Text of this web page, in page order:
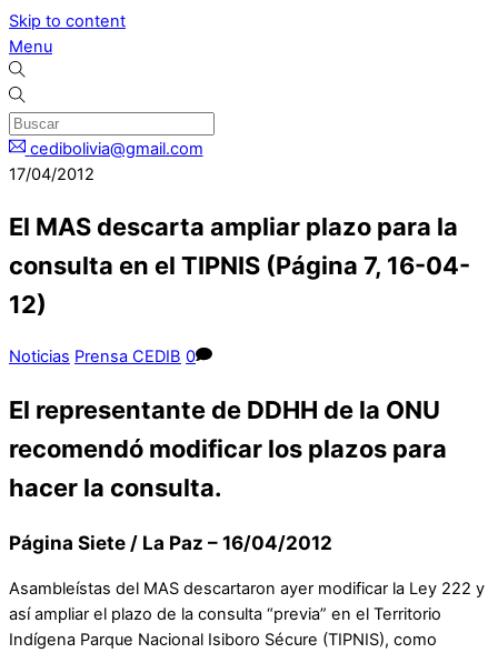
Skip to content
Menu
cedibolivia@gmail.com
17/04/2012
El MAS descarta ampliar plazo para la
consulta en el TIPNIS (Página 7, 16-04-
12)
Noticias Prensa CEDIB 0
El representante de DDHH de la ONU
recomendó modificar los plazos para
hacer la consulta.
Página Siete / La Paz – 16/04/2012
Asambleístas del MAS descartaron ayer modificar la Ley 222 y
así ampliar el plazo de la consulta “previa” en el Territorio
Indígena Parque Nacional Isiboro Sécure (TIPNIS), como